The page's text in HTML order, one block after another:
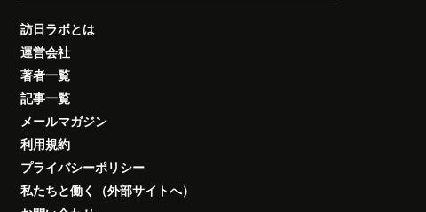
訪日ラボとは
運営会社
著者一覧
記事一覧
メールマガジン
利用規約
プライバシーポリシー
私たちと働く（外部サイトへ）